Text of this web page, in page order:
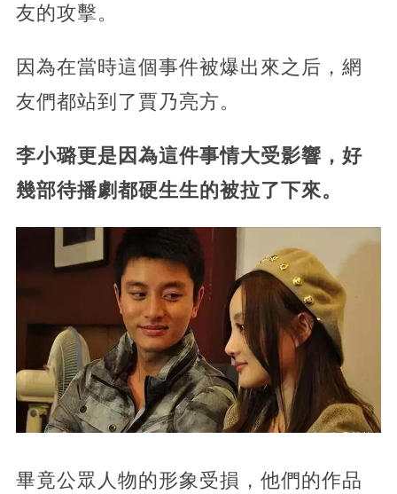
友的攻擊。
因為在當時這個事件被爆出來之后，網
友們都站到了賈乃亮方。
李小璐更是因為這件事情大受影響，好
幾部待播劇都硬生生的被拉了下來。
畢竟公眾人物的形象受損，他們的作品